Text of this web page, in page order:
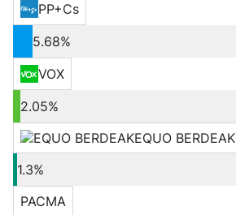
PP+Cs
5.68%
VOX
2.05%
EQUO BERDEAK
1.3%
PACMA